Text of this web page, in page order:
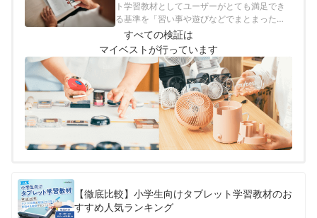
ト学習教材としてユーザーがとても満足でき
る基準を「習い事や遊びなどでまとまった学
習時間が確保できない子どもでも学習に取り
組めるサービス」とし、以下の方法で各サー
ビスの検証を行いました。
すべての検証は
マイベストが行っています
【徹底比較】小学生向けタブレット学習教材のお
すすめ人気ランキング